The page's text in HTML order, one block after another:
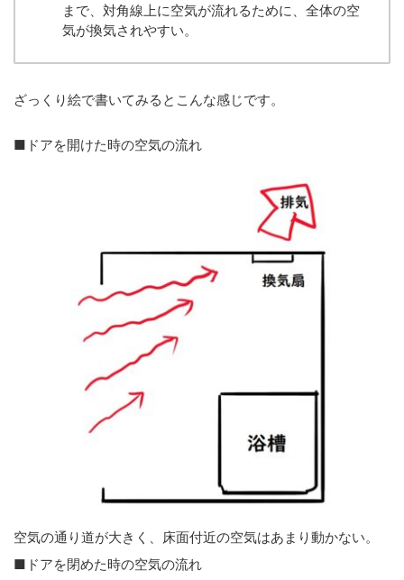
まで、対角線上に空気が流れるために、全体の空
気が換気されやすい。
ざっくり絵で書いてみるとこんな感じです。
■ドアを開けた時の空気の流れ
空気の通り道が大きく、床面付近の空気はあまり動かない。
■ドアを閉めた時の空気の流れ